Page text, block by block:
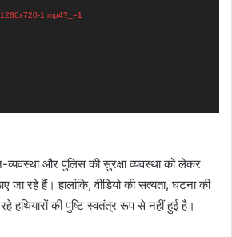
1.mp4?_=1
व्यवस्था और पुलिस की सुरक्षा व्यवस्था को लेकर
जा रहे हैं। हालांकि, वीडियो की सत्यता, घटना की
हथियारों की पुष्टि स्वतंत्र रूप से नहीं हुई है।